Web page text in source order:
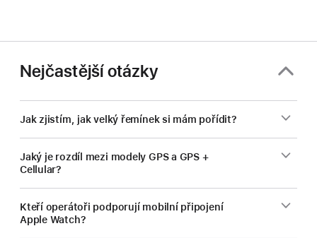
Nejčastější otázky
Jak zjistím, jak velký řemínek si mám pořídit?
Jaký je rozdíl mezi modely GPS a GPS +
Cellular?
Kteří operátoři podporují mobilní připojení
Apple Watch?